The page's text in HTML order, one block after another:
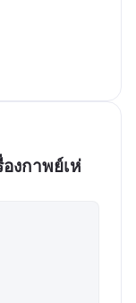
งกาพย์เห่